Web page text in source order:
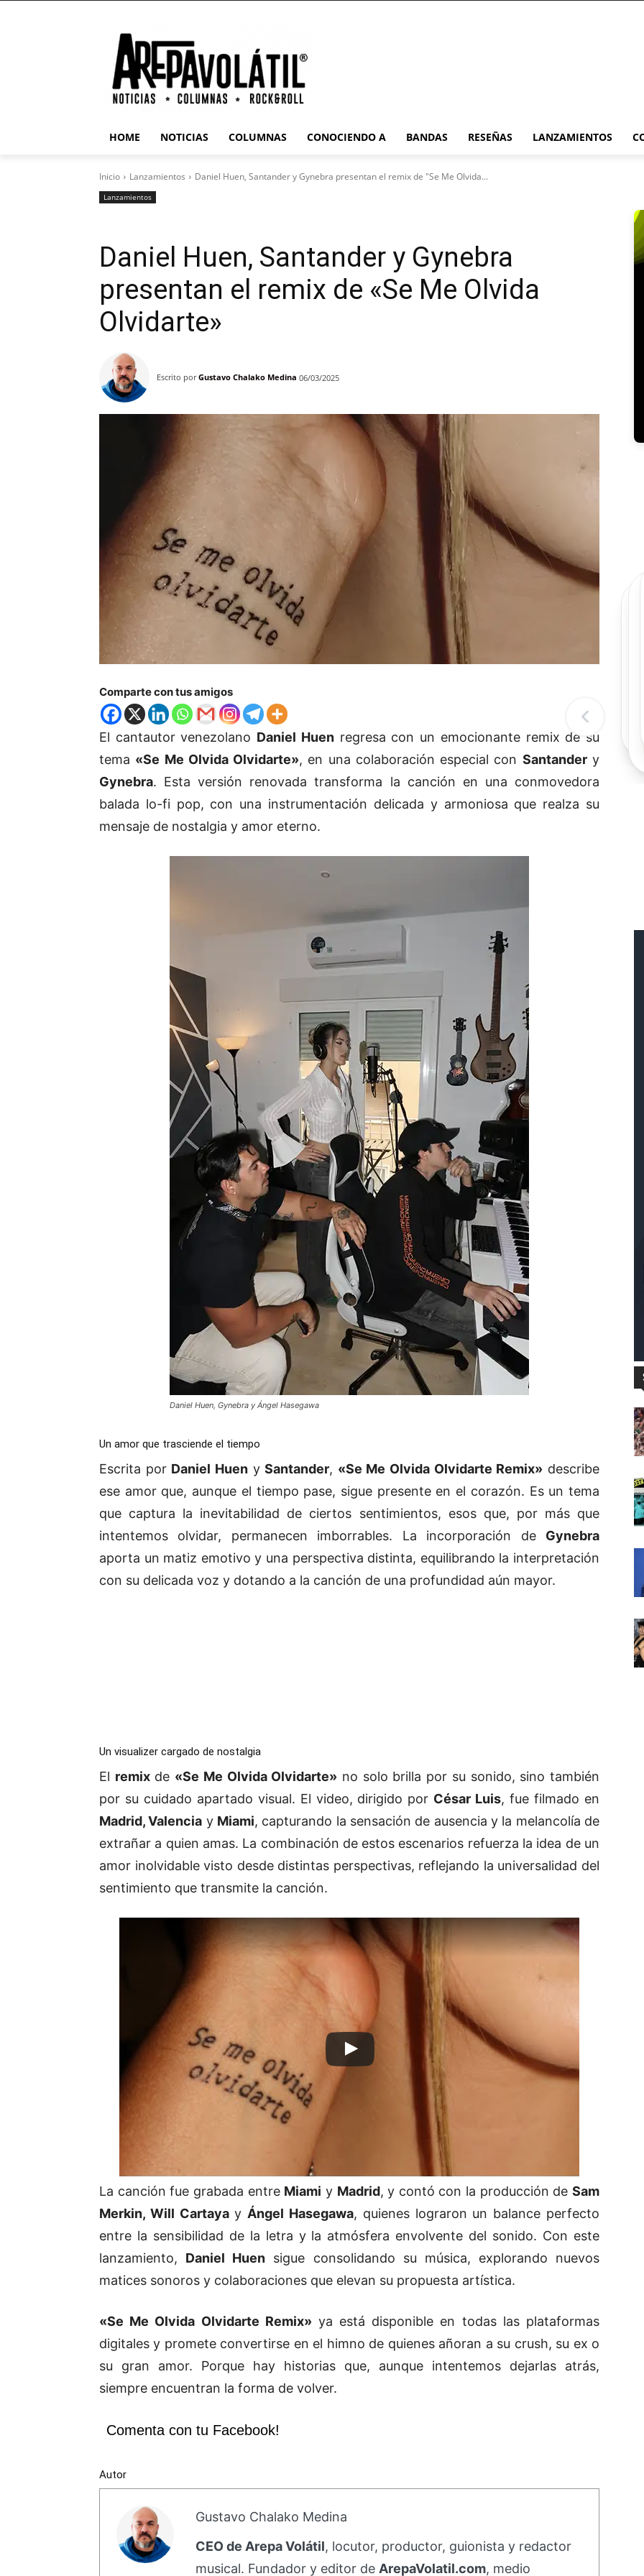
HOME NOTICIAS COLUMNAS CONOCIENDO A BANDAS RESEÑAS LANZAMIENTOS
Inicio Lanzamientos Daniel Huen, Santander y Gynebra presentan el remix de "Se Me Olvida...
Lanzamientos
Daniel Huen, Santander y Gynebra
presentan el remix de «Se Me Olvida
Olvidarte»
Escrito por Gustavo Chalako Medina 06/03/2025
Comparte con tus amigos
El cantautor venezolano Daniel Huenregresa con un emocionante remix de su
tema «Se Me Olvida Olvidarte», en una colaboración especial con Santandery
Gynebra. Esta versión renovada transforma la canción en una conmovedora
balada lo-fi pop, con una instrumentación delicada y armoniosa que realza su
mensaje de nostalgia y amor eterno.
Daniel Huen, Gynebra y Ángel Hasegawa
Un amor que trasciende el tiempo
Escrita por Daniel HuenySantander, «Se Me Olvida Olvidarte Remix» describe
ese amor que, aunque el tiempo pase, sigue presente en el corazón. Es un tema
que captura la inevitabilidad de ciertos sentimientos, esos que, por más que
intentemos olvidar, permanecen imborrables. La incorporación de Gynebra
aporta un matiz emotivo y una perspectiva distinta, equilibrando la interpretación
con su delicada voz y dotando a la canción de una profundidad aún mayor.
Un visualizer cargado de nostalgia
El remixde «Se Me Olvida Olvidarte» no solo brilla por su sonido, sino también
por su cuidado apartado visual. El video, dirigido por César Luis, fue filmado en
Madrid, Valencia y Miami, capturando la sensación de ausencia y la melancolía de
extrañar a quien amas. La combinación de estos escenarios refuerza la idea de un
amor inolvidable visto desde distintas perspectivas, reflejando la universalidad del
sentimiento que transmite la canción.
La canción fue grabada entre Miami y Madrid, y contó con la producción deSam
Merkin, Will Cartayay Ángel Hasegawa, quienes lograron un balance perfecto
entre la sensibilidad de la letra y la atmósfera envolvente del sonido. Con este
lanzamiento, Daniel Huen sigue consolidando su música, explorando nuevos
matices sonoros y colaboraciones que elevan su propuesta artística.
«Se Me Olvida Olvidarte Remix»ya está disponible en todas las plataformas
digitales y promete convertirse en el himno de quienes añoran a su crush, su ex o
su gran amor. Porque hay historias que, aunque intentemos dejarlas atrás,
siempre encuentran la forma de volver.
Comenta con tu Facebook!
Autor
Gustavo Chalako Medina
CEO de Arepa Volátil, locutor, productor, guionista y redactor
musical. Fundador y editor de ArepaVolatil.com, medio